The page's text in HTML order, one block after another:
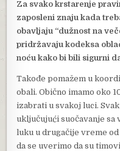
Za svako krstarenje
zaposleni znaju kada
obavljaju “dužnost na
pridržavaju kodeksa
noću kako bi bili sigurni
Takođe pomažem u
obali. Obično imamo oko
izabrati u svakoj luci.
uključujući suočavanje
luku u drugačije vreme
da se uverimo da su